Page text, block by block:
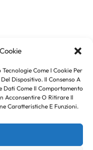
Come I Cookie Per
Dispositivo. Il Consenso A
Dati Come Il Comportamento
Acconsentire O Ritirare Il
Caratteristiche E Funzioni.